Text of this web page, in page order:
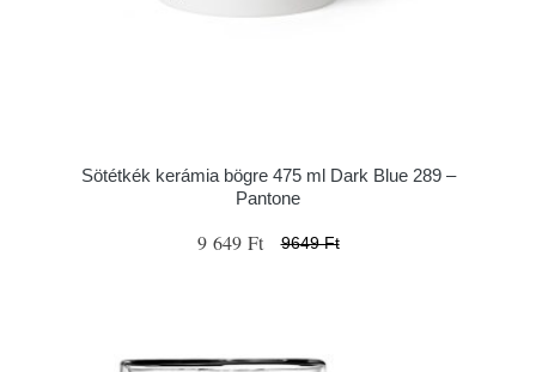
Sötétkék kerámia bögre 475 ml Dark Blue 289 –
Pantone
9 649 Ft 9649 Ft